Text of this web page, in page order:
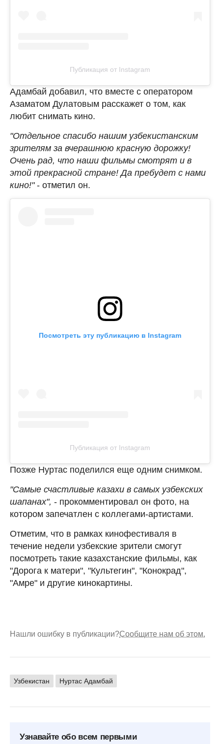
Публикация от Instagram
Адамбай добавил, что вместе с оператором
Азаматом Дулатовым расскажет о том, как
любит снимать кино.
"Отдельное спасибо нашим узбекистанским
зрителям за вчерашнюю красную дорожку!
Очень рад, что наши фильмы смотрят и в
этой прекрасной стране! Да пребудет с нами
кино!"- отметил он.
Посмотреть эту публикацию в Instagram
Публикация от Instagram
Позже Нуртас поделился еще одним снимком.
"Самые счастливые казахи в самых узбекских
шапанах", - прокомментировал он фото, на
котором запечатлен с коллегами-артистами.
Отметим, что в рамках кинофестиваля в
течение недели узбекские зрители смогут
посмотреть такие казахстанские фильмы, как
"Дорога к матери", "Культегин", "Конокрад",
"Амре" и другие кинокартины.
Нашли ошибку в публикации?Сообщите нам об этом.
Узбекистан Нуртас Адамбай
Узнавайте обо всем первыми